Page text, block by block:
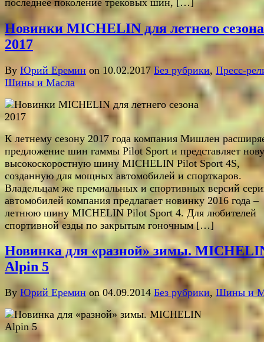
Новинки MICHELIN для летнего сезона
2017
By Юрий Еремин on 10.02.2017 Без рубрики, Пресс-
Шины и Масла
К летнему сезону 2017 года компания Мишлен
предложение шин гаммы Pilot Sport и представляет
высокоскоростную шину MICHELIN Pilot Sport 4S,
созданную для мощных автомобилей и спорткаров.
Владельцам же премиальных и спортивных версий
автомобилей компания предлагает новинку 2016 года –
летнюю шину MICHELIN Pilot Sport 4. Для любителей
спортивной езды по закрытым гоночным […]
Новинка для «разной» зимы.
Alpin 5
By Юрий Еремин on 04.09.2014 Без рубрики, Шины и